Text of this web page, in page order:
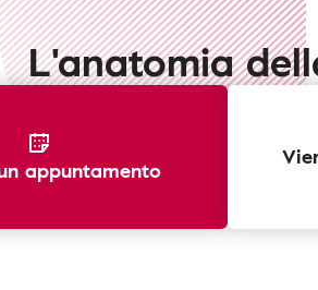
L'anatomia
appuntamento